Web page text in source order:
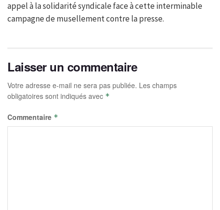
appel à la solidarité syndicale face à cette interminable
campagne de musellement contre la presse.
Laisser un commentaire
Votre adresse e-mail ne sera pas publiée. Les champs
obligatoires sont indiqués avec *
Commentaire *